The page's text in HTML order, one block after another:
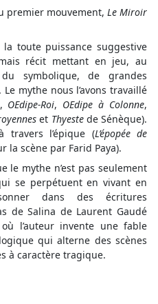
premier mouvement, Le Miroir
toute puissance suggestive
récit mettant en jeu, au
symbolique, de grandes
mythe nous l’avons travaillé
, OEdipe-Roi, OEdipe à Colonne,
et Thyestede Sénèque).
travers l’épique (L’épopée de
la scène par Farid Paya).
le mythe n’est pas seulement
se perpétuent en vivant en
dans des écritures
de Salina de Laurent Gaudé
l’auteur invente une fable
qui alterne des scènes
à caractère tragique.